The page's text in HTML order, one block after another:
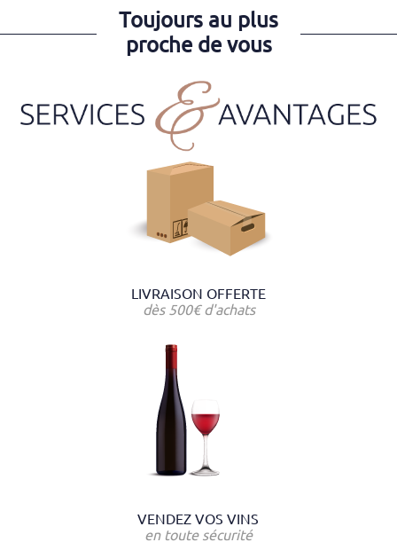
Toujours au plus
proche de vous
LIVRAISON OFFERTE
dès 500€ d'achats
VENDEZ VOS VINS
en toute sécurité